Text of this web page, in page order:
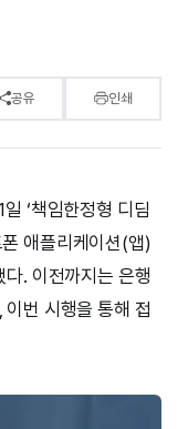
공유 인쇄
‘책임한정형 디딤
애플리케이션(앱)
다. 이전까지는 은행
번 시행을 통해 접